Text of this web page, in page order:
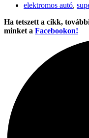
elektromos autó,
Ha tetszett a cikk,
minket a Facebookon!